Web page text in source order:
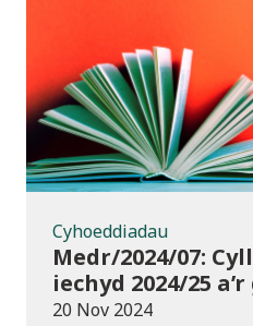
Cyhoeddiadau
Medr/2024/07:
iechyd 2024/25
monitro
20 Nov 2024